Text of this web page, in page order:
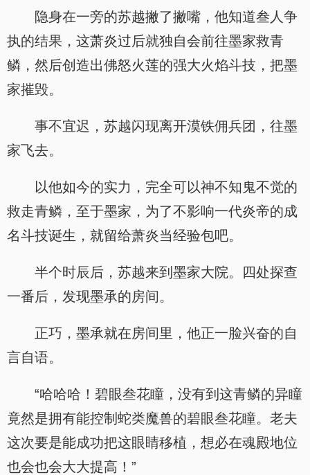
隐身在一旁的苏越撇了撇嘴，他知道叁人争
执的结果，这萧炎过后就独自会前往墨家救青
鳞，然后创造出佛怒火莲的强大火焰斗技，把墨
家摧毁。
事不宜迟，苏越闪现离开漠铁佣兵团，往墨
家飞去。
以他如今的实力，完全可以神不知鬼不觉的
救走青鳞，至于墨家，为了不影响一代炎帝的成
名斗技诞生，就留给萧炎当经验包吧。
半个时辰后，苏越来到墨家大院。四处探查
一番后，发现墨承的房间。
正巧，墨承就在房间里，他正一脸兴奋的自
言自语。
“哈哈哈！碧眼叁花瞳，没有到这青鳞的异瞳
竟然是拥有能控制蛇类魔兽的碧眼叁花瞳。老夫
这次要是能成功把这眼睛移植，想必在魂殿地位
也会也会大大提高！”